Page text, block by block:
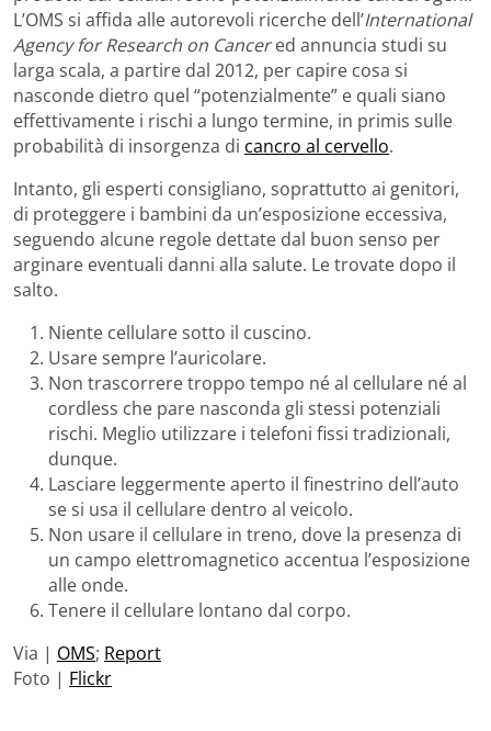
L’OMS si affida alle autorevoli ricerche dell’International
Agency for Research on Cancered annuncia studi su
larga scala, a partire dal 2012, per capire cosa si
nasconde dietro quel “potenzialmente” e quali siano
effettivamente i rischi a lungo termine, in primis sulle
probabilità di insorgenza di cancro al cervello.
Intanto, gli esperti consigliano, soprattutto ai genitori,
di proteggere i bambini da un’esposizione eccessiva,
seguendo alcune regole dettate dal buon senso per
arginare eventuali danni alla salute. Le trovate dopo il
salto.
Niente cellulare sotto il cuscino.
Usare sempre l’auricolare.
Non trascorrere troppo tempo né al cellulare né al
cordless che pare nasconda gli stessi potenziali
rischi. Meglio utilizzare i telefoni fissi tradizionali,
dunque.
Lasciare leggermente aperto il finestrino dell’auto
se si usa il cellulare dentro al veicolo.
Non usare il cellulare in treno, dove la presenza di
un campo elettromagnetico accentua l’esposizione
alle onde.
Tenere il cellulare lontano dal corpo.
Via | OMS; Report
Foto | Flickr